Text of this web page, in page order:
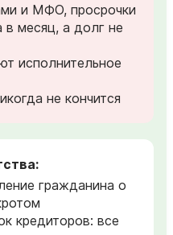
и МФО, просрочки
в месяц, а долг не
исполнительное
не кончится
гражданина о
кредиторов: все